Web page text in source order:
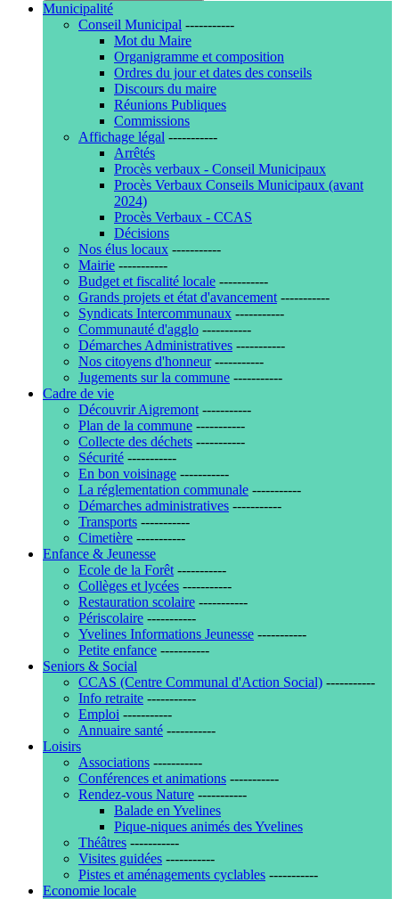
Municipalité
Conseil Municipal -----------
Mot du Maire
Organigramme et composition
Ordres du jour et dates des conseils
Discours du maire
Réunions Publiques
Commissions
Affichage légal -----------
Arrêtés
Procès verbaux - Conseil Municipaux
Procès Verbaux Conseils Municipaux (avant
2024)
Procès Verbaux - CCAS
Décisions
Nos élus locaux -----------
Mairie -----------
Budget et fiscalité locale -----------
Grands projets et état d'avancement -----------
Syndicats Intercommunaux -----------
Communauté d'agglo -----------
Démarches Administratives -----------
Nos citoyens d'honneur -----------
Jugements sur la commune -----------
Cadre de vie
Découvrir Aigremont -----------
Plan de la commune -----------
Collecte des déchets -----------
Sécurité -----------
En bon voisinage -----------
La réglementation communale -----------
Démarches administratives -----------
Transports -----------
Cimetière -----------
Enfance & Jeunesse
Ecole de la Forêt -----------
Collèges et lycées -----------
Restauration scolaire -----------
Périscolaire -----------
Yvelines Informations Jeunesse -----------
Petite enfance -----------
Seniors & Social
CCAS (Centre Communal d'Action Social) -----------
Info retraite -----------
Emploi -----------
Annuaire santé -----------
Loisirs
Associations -----------
Conférences et animations -----------
Rendez-vous Nature -----------
Balade en Yvelines
Pique-niques animés des Yvelines
Théâtres -----------
Visites guidées -----------
Pistes et aménagements cyclables -----------
Economie locale